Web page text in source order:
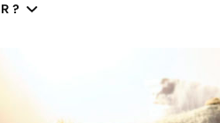
?